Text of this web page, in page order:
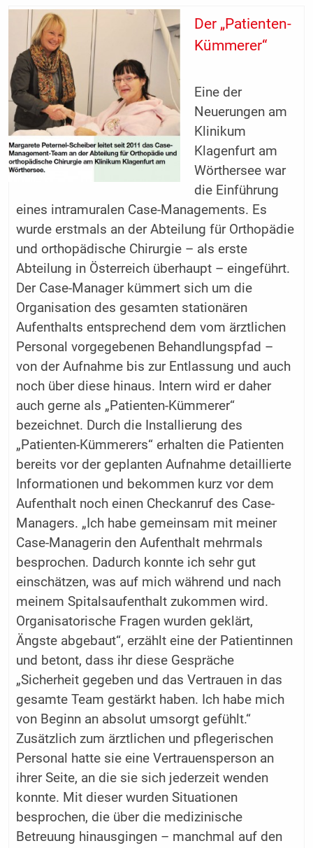
Der „Patienten-
Kümmerer“
Eine der
Neuerungen am
Klinikum
Klagenfurt am
Wörthersee war
die Einführung
eines intramuralen Case-Managements. Es
wurde erstmals an der Abteilung für Orthopädie
und orthopädische Chirurgie – als erste
Abteilung in Österreich überhaupt – eingeführt.
Der Case-Manager kümmert sich um die
Organisation des gesamten stationären
Aufenthalts entsprechend dem vom ärztlichen
Personal vorgegebenen Behandlungspfad –
von der Aufnahme bis zur Entlassung und auch
noch über diese hinaus. Intern wird er daher
auch gerne als „Patienten-Kümmerer“
bezeichnet. Durch die Installierung des
„Patienten-Kümmerers“ erhalten die Patienten
bereits vor der geplanten Aufnahme detaillierte
Informationen und bekommen kurz vor dem
Aufenthalt noch einen Checkanruf des Case-
Managers. „Ich habe gemeinsam mit meiner
Case-Managerin den Aufenthalt mehrmals
besprochen. Dadurch konnte ich sehr gut
einschätzen, was auf mich während und nach
meinem Spitalsaufenthalt zukommen wird.
Organisatorische Fragen wurden geklärt,
Ängste abgebaut“, erzählt eine der Patientinnen
und betont, dass ihr diese Gespräche
„Sicherheit gegeben und das Vertrauen in das
gesamte Team gestärkt haben. Ich habe mich
von Beginn an absolut umsorgt gefühlt.“
Zusätzlich zum ärztlichen und pflegerischen
Personal hatte sie eine Vertrauensperson an
ihrer Seite, an die sie sich jederzeit wenden
konnte. Mit dieser wurden Situationen
besprochen, die über die medizinische
Betreuung hinausgingen – manchmal auf den